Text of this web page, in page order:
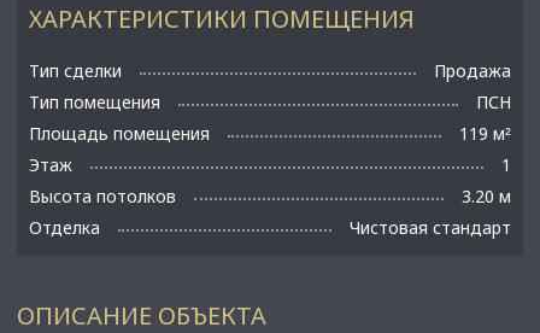
ХАРАКТЕРИСТИКИ ПОМЕЩЕНИЯ
Тип сделки
Продажа
Тип помещения
ПСН
Площадь помещения
119 м²
Этаж
1
Высота потолков
3.20 м
Отделка
Чистовая стандарт
ОПИСАНИЕ ОБЪЕКТА